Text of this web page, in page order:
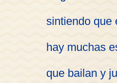
sintiendo que
hay muchas
que bailan y